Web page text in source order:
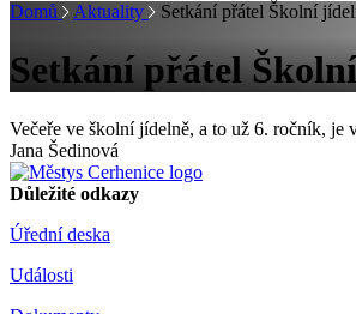
Domů
Aktuality Setkání přátel Školní
Setkání přátel
Večeře ve školní jídelně, a to už 6. ročník, je
Jana Šedinová
Důležité odkazy
Úřední deska
Události